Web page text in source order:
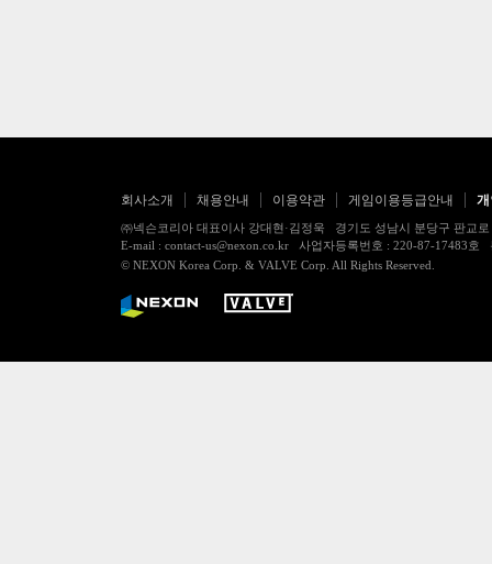
회사소개 채용안내 이용약관 게임이용등급안내
㈜넥슨코리아 대표이사 강대현·김정욱 경기도 성남시 분당구 판교
E-mail : contact-us@nexon.co.kr 사업자등록번호 : 220-87-17483
© NEXON Korea Corp. & VALVE Corp. All Rights Reserved.